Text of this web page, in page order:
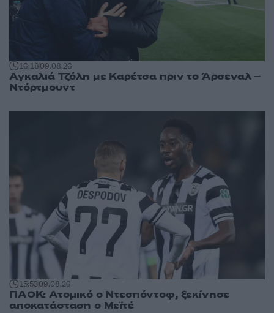
16:1809.08.26
Αγκαλιά Τζόλη με Καρέτσα πριν το Άρσεναλ –
Ντόρτμουντ
15:5309.08.26
ΠΑΟΚ: Ατομικό ο Ντεσπόντοφ, ξεκίνησε
αποκατάσταση ο Μεϊτέ